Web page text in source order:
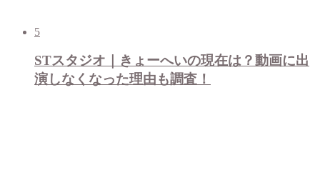
5
STスタジオ｜きょーへいの現在は？動画に出
演しなくなった理由も調査！